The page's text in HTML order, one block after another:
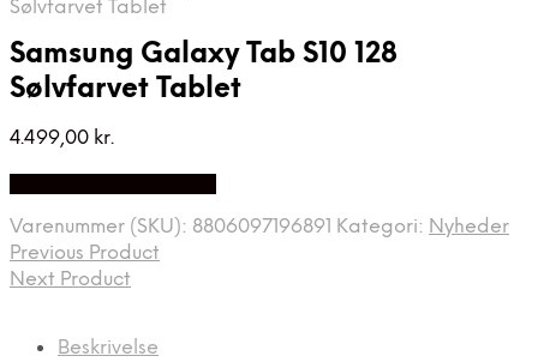
Sølvfarvet Tablet
Samsung Galaxy Tab S10 128
Sølvfarvet Tablet
4.499,00 kr.
Varenummer (SKU): 8806097196891 Kategori: Nyheder
Previous Product
Next Product
Beskrivelse